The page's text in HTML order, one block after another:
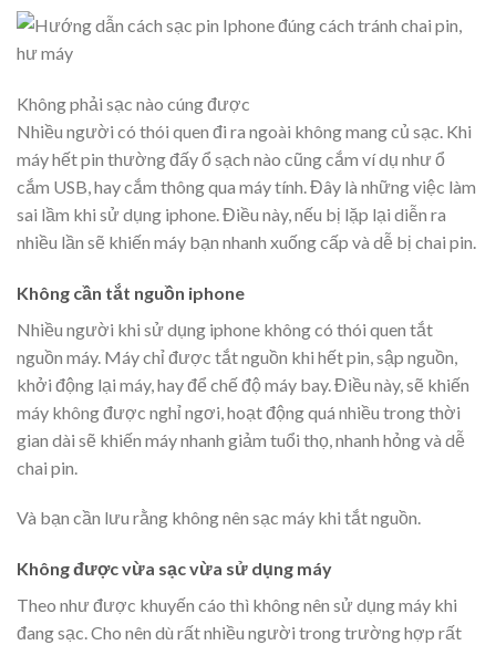
Không phải sạc nào cúng được
Nhiều người có thói quen đi ra ngoài không mang củ sạc. Khi
máy hết pin thường đấy ổ sạch nào cũng cắm ví dụ như ổ
cắm USB, hay cắm thông qua máy tính. Đây là những việc làm
sai lầm khi sử dụng iphone. Điều này, nếu bị lặp lại diễn ra
nhiều lần sẽ khiến máy bạn nhanh xuống cấp và dễ bị chai pin.
Không cần tắt nguồn iphone
Nhiều người khi sử dụng iphone không có thói quen tắt
nguồn máy. Máy chỉ được tắt nguồn khi hết pin, sập nguồn,
khởi động lại máy, hay để chế độ máy bay. Điều này, sẽ khiến
máy không được nghỉ ngơi, hoạt động quá nhiều trong thời
gian dài sẽ khiến máy nhanh giảm tuổi thọ, nhanh hỏng và dễ
chai pin.
Và bạn cần lưu rằng không nên sạc máy khi tắt nguồn.
Không được vừa sạc vừa sử dụng máy
Theo như được khuyến cáo thì không nên sử dụng máy khi
đang sạc. Cho nên dù rất nhiều người trong trường hợp rất